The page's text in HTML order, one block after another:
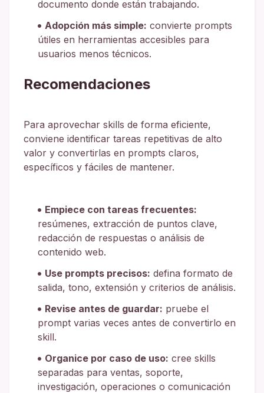
documento donde están trabajando.
Adopción más simple: convierte prompts
útiles en herramientas accesibles para
usuarios menos técnicos.
Recomendaciones
Para aprovechar skills de forma eficiente,
conviene identificar tareas repetitivas de alto
valor y convertirlas en prompts claros,
específicos y fáciles de mantener.
Empiece con tareas frecuentes:
resúmenes, extracción de puntos clave,
redacción de respuestas o análisis de
contenido web.
Use prompts precisos: defina formato de
salida, tono, extensión y criterios de análisis.
Revise antes de guardar: pruebe el
prompt varias veces antes de convertirlo en
skill.
Organice por caso de uso: cree skills
separadas para ventas, soporte,
investigación, operaciones o comunicación